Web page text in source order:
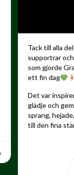
Tack till alla
supportrar
som gjorde
ett fin dag
Det var
glädje och
sprang,
till den fina